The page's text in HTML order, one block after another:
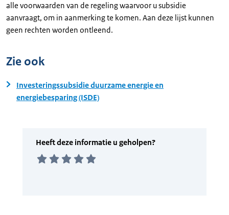
alle voorwaarden van de regeling waarvoor u subsidie
aanvraagt, om in aanmerking te komen. Aan deze lijst kunnen
geen rechten worden ontleend.
Zie ook
Investeringssubsidie duurzame energie en
energiebesparing (ISDE)